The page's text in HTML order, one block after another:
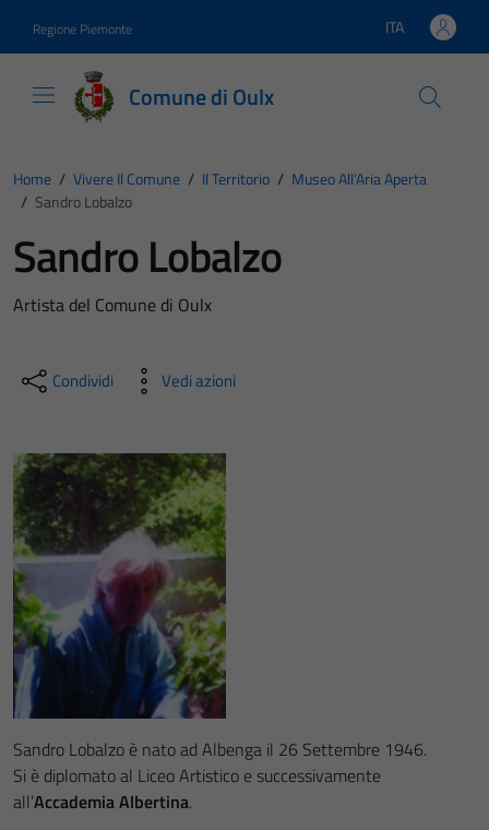
Regione Piemonte Lingua attiva:
ITA
Comune di Oulx
Home / Vivere Il Comune / Il Territorio / Museo All’Aria Aperta
/ Sandro Lobalzo
Sandro Lobalzo
Artista del Comune di Oulx
Condividi Vedi azioni
Sandro Lobalzo è nato ad Albenga il 26 Settembre 1946.
Si è diplomato al Liceo Artistico e successivamente
all’Accademia Albertina.